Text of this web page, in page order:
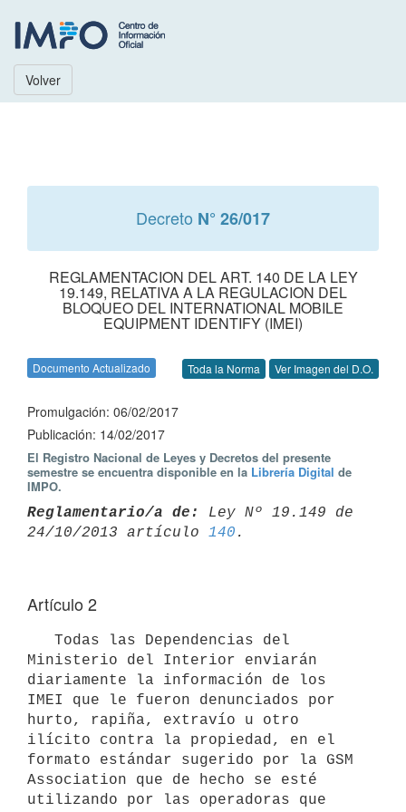
Volver
Decreto N° 26/017
REGLAMENTACION DEL ART. 140 DE LA LEY
19.149, RELATIVA A LA REGULACION DEL
BLOQUEO DEL INTERNATIONAL MOBILE
EQUIPMENT IDENTIFY (IMEI)
Documento Actualizado Toda la Norma Ver Imagen del D.O.
Promulgación: 06/02/2017
Publicación: 14/02/2017
El Registro Nacional de Leyes y Decretos del presente
semestre se encuentra disponible en la Librería Digital de
IMPO.
Reglamentario/a de:
Ley Nº 19.149 de
24/10/2013 artículo 140
Artículo 2
Ministerio del Interior enviarán
diariamente la información de los
IMEI que le fueron denunciados por
hurto, rapiña, extravío u otro
ilícito contra la propiedad, en el
formato estándar sugerido por la GSM
Association que de hecho se esté
utilizando por las operadoras que